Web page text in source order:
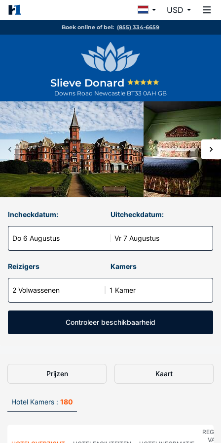
USD
Boek online of bel: (855) 334-6659
Slieve Donard
Downs Road Newcastle BT33 0AH GB
Incheckdatum:
Do 6 Augustus
Uitcheckdatum:
Vr 7 Augustus
Reizigers Kamers
2 Volwassenen 1 Kamer
Controleer beschikbaarheid
Prijzen Kaart
Hotel Kamers : 180
VAN